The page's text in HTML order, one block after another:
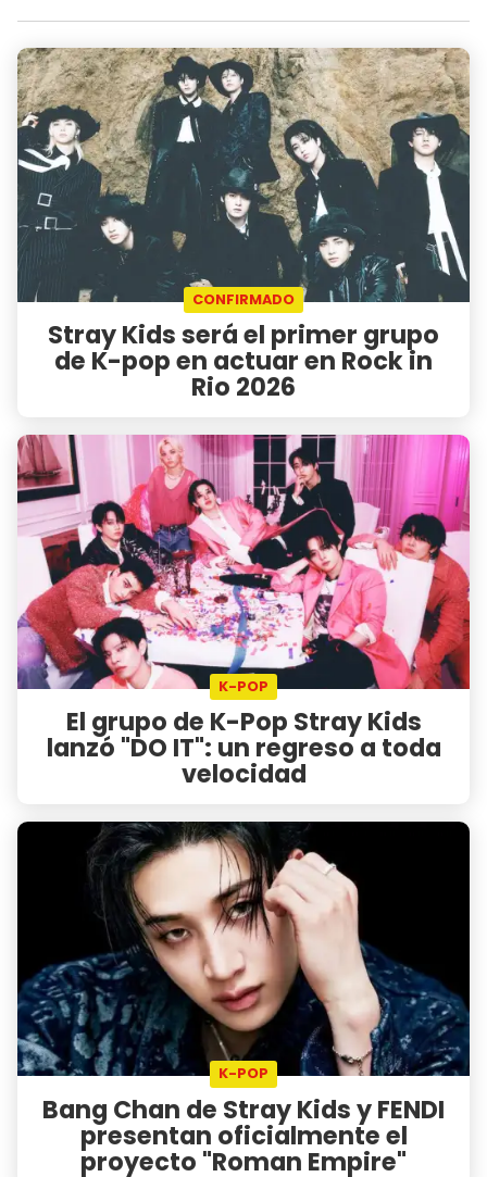
CONFIRMADO
Stray Kids será el primer grupo
de K-pop en actuar en Rock in
Rio 2026
K-POP
El grupo de K-Pop Stray Kids
lanzó "DO IT": un regreso a toda
velocidad
K-POP
Bang Chan de Stray Kids y FENDI
presentan oficialmente el
proyecto "Roman Empire"